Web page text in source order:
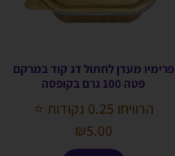
פרימיו מעדן לחתול דג קוד במרקם
פטה 100 גרם בקופסה
הרוויחו 0.25 נקודות ⭐
₪5.00